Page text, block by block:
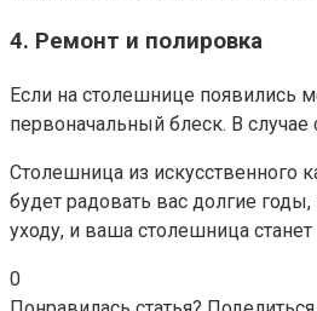
4. Ремонт и полировка
Если на столешнице появились
первоначальный блеск. В
Столешница из искусственного
будет радовать вас долгие
уходу, и ваша столешница
0